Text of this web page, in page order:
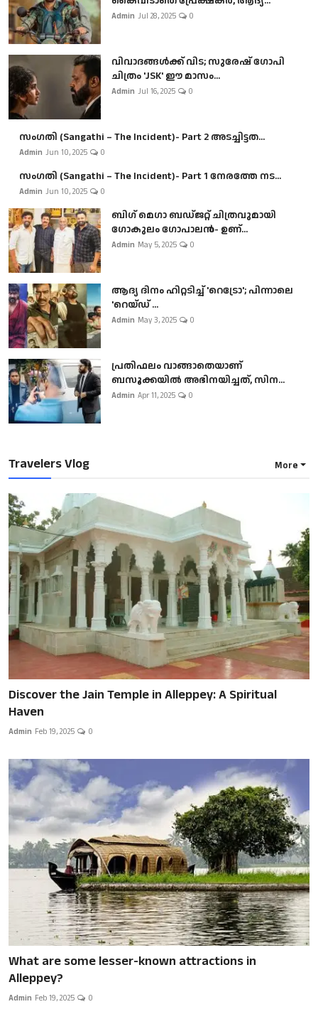
Admin Jul 28, 2025 0
വിവാദങ്ങൾക്ക് വിട; സുരേഷ് ഗോപി
ചിത്രം 'JSK' ഈ മാസം...
Admin Jul 16, 2025 0
സംഗതി (Sangathi – The Incident)- Part 2 അടച്ചിട്ടത...
Admin Jun 10, 2025 0
സംഗതി (Sangathi – The Incident)- Part 1 നേരത്തേ നട...
Admin Jun 10, 2025 0
ബി​ഗ് മെഗാ ബഡ്ജറ്റ് ചിത്രവുമായി
ഗോകുലം ഗോപാലൻ- ഉണ്...
Admin May 5, 2025 0
ആദ്യ ദിനം ഹിറ്റടിച്ച് 'റെട്രോ'; പിന്നാലെ
'റെയ്ഡ് ...
Admin May 3, 2025 0
പ്രതിഫലം വാങ്ങാതെയാണ്
ബസൂക്കയില്‍ അഭിനയിച്ചത്, സിന...
Admin Apr 11, 2025 0
Travelers Vlog More
Discover the Jain Temple in Alleppey: A Spiritual
Haven
Admin Feb 19, 2025 0
What are some lesser-known attractions in
Alleppey?
Admin Feb 19, 2025 0